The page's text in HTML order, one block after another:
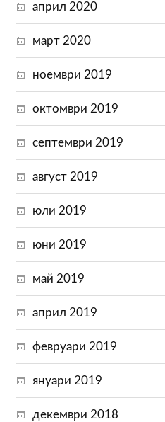
април 2020
март 2020
ноември 2019
октомври 2019
септември 2019
август 2019
юли 2019
юни 2019
май 2019
април 2019
февруари 2019
януари 2019
декември 2018